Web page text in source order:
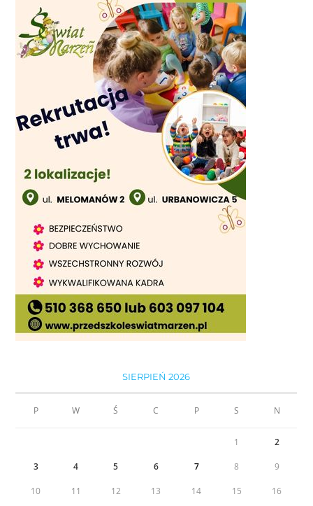
SIERPIEŃ 2026
P W Ś C P S N
1 2
3 4 5 6 7 8 9
10 11 12 13 14 15 16